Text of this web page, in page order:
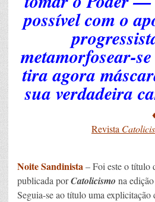
possível com o
metamorfosear-
tira agora
sua verdadeira
Revista
Noite Sandinista– Foi este o título
publicada porCatolicismo na
Seguia-se ao título uma explicitação